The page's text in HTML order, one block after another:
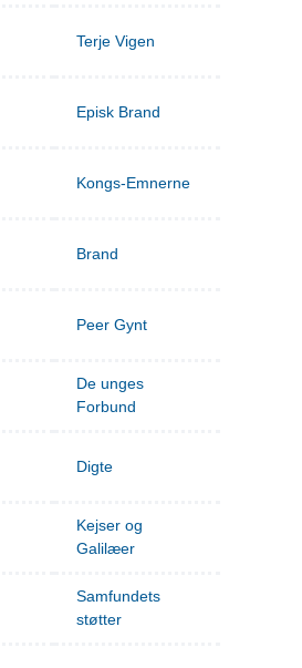
Terje Vigen
Episk Brand
Kongs-Emnerne
Brand
Peer Gynt
De unges
Forbund
Digte
Kejser og
Galilæer
Samfundets
støtter